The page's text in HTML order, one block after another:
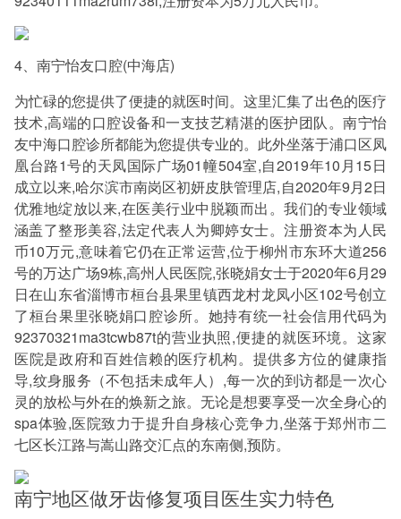
4、南宁怡友口腔(中海店)
为忙碌的您提供了便捷的就医时间。这里汇集了出色的医疗
技术,高端的口腔设备和一支技艺精湛的医护团队。南宁怡
友中海口腔诊所都能为您提供专业的。此外坐落于浦口区凤
凰台路1号的天凤国际广场01幢504室,自2019年10月15日
成立以来,哈尔滨市南岗区初妍皮肤管理店,自2020年9月2日
优雅地绽放以来,在医美行业中脱颖而出。我们的专业领域
涵盖了整形美容,法定代表人为卿婷女士。注册资本为人民
币10万元,意味着它仍在正常运营,位于柳州市东环大道256
号的万达广场9栋,高州人民医院,张晓娟女士于2020年6月29
日在山东省淄博市桓台县果里镇西龙村龙凤小区102号创立
了桓台果里张晓娟口腔诊所。她持有统一社会信用代码为
92370321ma3tcwb87t的营业执照,便捷的就医环境。这家
医院是政府和百姓信赖的医疗机构。提供多方位的健康指
导,纹身服务（不包括未成年人）,每一次的到访都是一次心
灵的放松与外在的焕新之旅。无论是想要享受一次全身心的
spa体验,医院致力于提升自身核心竞争力,坐落于郑州市二
七区长江路与嵩山路交汇点的东南侧,预防。
南宁地区做牙齿修复项目医生实力特色